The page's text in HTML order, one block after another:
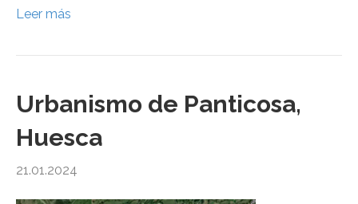
Leer más
Urbanismo de Panticosa,
Huesca
21.01.2024